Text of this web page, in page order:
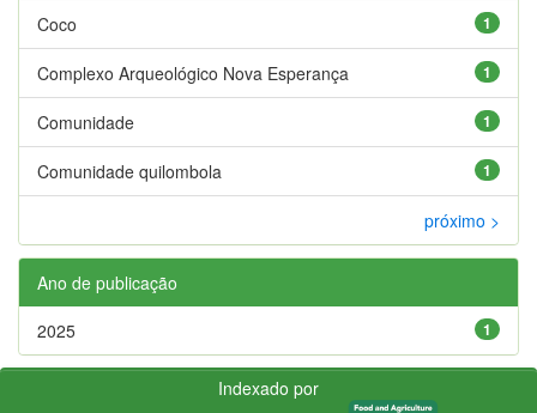
1
Coco
1
Complexo Arqueológico Nova Esperança
1
Comunidade
1
Comunidade quilombola
próximo >
Ano de publicação
1
2025
Indexado por